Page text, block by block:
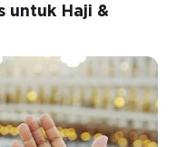
untuk Haji &